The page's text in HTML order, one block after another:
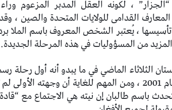
، لكونه العقل المدبر المزعوم
القدامى للولايات المتحدة والصين ،
، يُعتبر الشخص المعروف باسم الملا
من المسؤوليات في هذه المرحلة الجديدة.
الثلاثاء الماضي في ما يبدو أنه أول رحلة
البلاد منذ سقوط نظام التمرد في عام 2001 ، ومن المهم
باسم طالبان إن نيته هي الاجتماع مع